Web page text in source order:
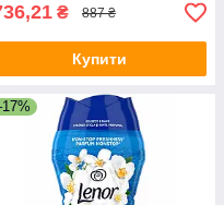
₴ 887 ₴
Купити